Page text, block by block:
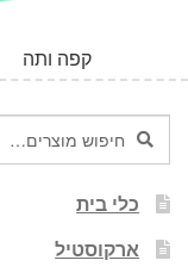
קפה ותה
חיפוש
עבור:
חיפוש
כלי בית
ארקוסטיל